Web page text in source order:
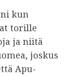
kun
torille
ja niitä
joskus
Apu-